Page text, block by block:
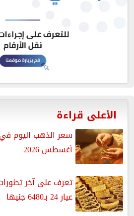
الأعلى قراءة
أغسطس 2026
تعرف على آخر
عيار 24 بـ6480 جنيها